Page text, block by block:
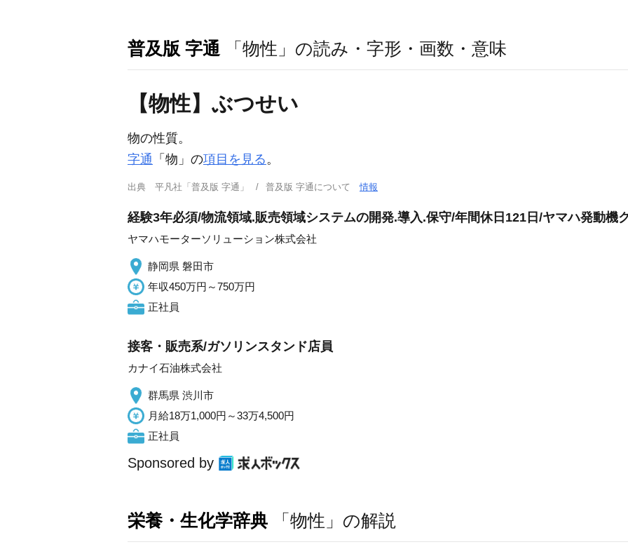
普及版 字通 「物性」の読み・字形・画数・意味
【物性】ぶつせい
物の性質。
字通 「物」の項目を見る。
出典 平凡社「普及版 字通」 普及版 字通について情報
経験3年必須/物流領域.販売領域システムの開発.導入.保守/年間休日121日/ヤマハ発動機
ヤマハモーターソリューション株式会社
静岡県 磐田市
年収450万円～750万円
正社員
接客・販売系/ガソリンスタンド店員
カナイ石油株式会社
群馬県 渋川市
月給18万1,000円～33万4,500円
正社員
Sponsored by
栄養・生化学辞典 「物性」の解説